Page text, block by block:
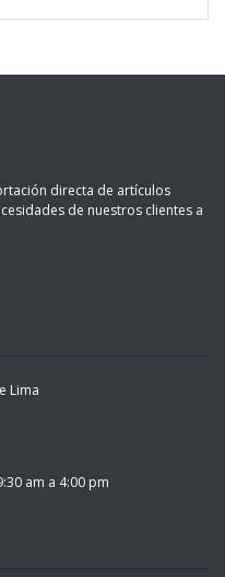
directa de artículos
de nuestros clientes a
Lima
am a 4:00 pm